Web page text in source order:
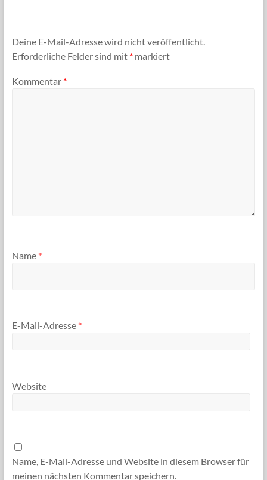
Deine E-Mail-Adresse wird nicht veröffentlicht.
Erforderliche Felder sind mit *markiert
Kommentar *
Name *
E-Mail-Adresse *
Website
Name, E-Mail-Adresse und Website in diesem Browser für
meinen nächsten Kommentar speichern.